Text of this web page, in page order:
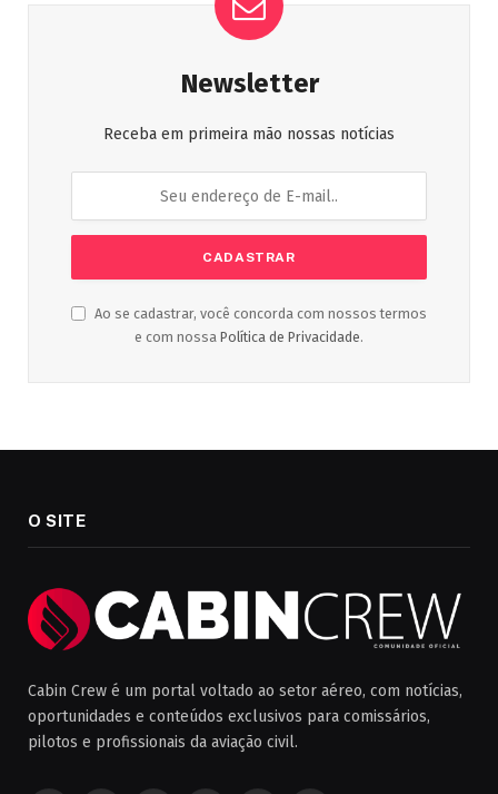
Newsletter
Receba em primeira mão nossas notícias
Ao se cadastrar, você concorda com nossos termos
e com nossa Política de Privacidade.
O SITE
Cabin Crew é um portal voltado ao setor aéreo, com notícias,
oportunidades e conteúdos exclusivos para comissários,
pilotos e profissionais da aviação civil.